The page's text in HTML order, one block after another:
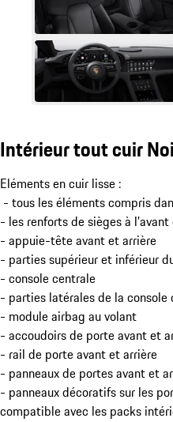
Intérieur tout cuir
Eléments en cuir lisse :
- tous les éléments compris
- les renforts de sièges à
- appuie-tête avant et arrière
- parties supérieur et inférieur
- console centrale
- parties latérales de la console
- module airbag au volant
- accoudoirs de porte avant et
- rail de porte avant et arrière
- panneaux de portes avant et
- panneaux décoratifs sur les
compatible avec les packs